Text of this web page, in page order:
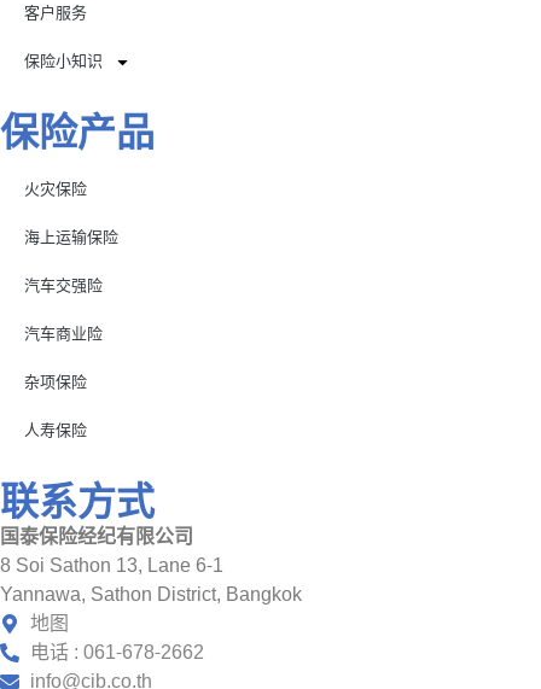
客户服务
保险小知识
保险产品
火灾保险
海上运输保险
汽车交强险
汽车商业险
杂项保险
人寿保险
联系方式
国泰保险经纪有限公司
8 Soi Sathon 13, Lane 6-1
Yannawa, Sathon District, Bangkok
地图
电话 : 061-678-2662
info@cib.co.th